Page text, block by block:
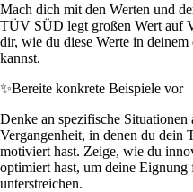
Mach dich mit den Werten und
TÜV SÜD legt großen Wert auf
dir, wie du diese Werte in
kannst.
✨Bereite konkrete Beispiele vor
Denke an spezifische Situationen
Vergangenheit, in denen du dein
motiviert hast. Zeige, wie du
optimiert hast, um deine
unterstreichen.